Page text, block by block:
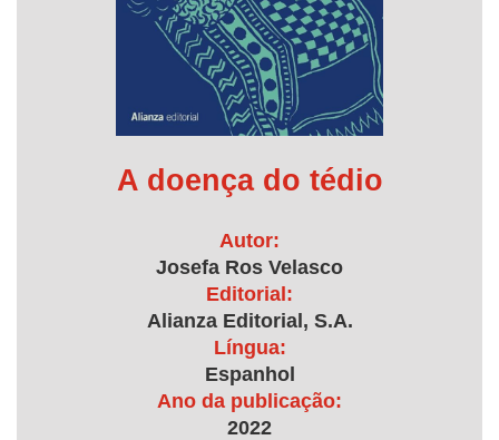
A doença do tédio
Autor:
Josefa Ros Velasco
Editorial:
Alianza Editorial, S.A.
Língua:
Espanhol
Ano da publicação:
2022